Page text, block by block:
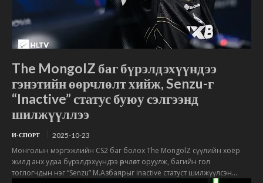
The MongolZ баг бүрэлдэхүүндээ
гэнэтийн өөрчлөлт хийж, Senzu-г
“Inactive” статус буюу сэлгээнд
шилжүүллээ
И-СПОРТ 2025-10-23
Монголын мэргэжлийн CS2 баг болох The MongolZ сүүлийн хоёр
жилд анх удаа бүрэлдэхүүндээ өөрчлөлт оруулж, багийн гол
тоглогчдын нэг “Senzu” М.Азбаярыг inactive статуст шилжүүлсэн...